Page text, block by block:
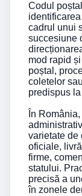
Codul
cadrul unui
succesiune
mod rapid
poștal,
coletelor
predispus
În
varietate de
oficiale,
firme,
statului.
precisă a
în zonele